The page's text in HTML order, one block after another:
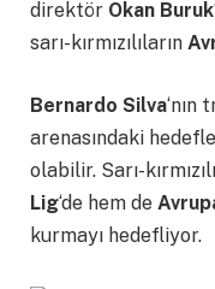
direktör Okan Buruk
sarı-kırmızılıların
Bernardo Silva‘nın
arenasındaki
olabilir. Sarı-
Lig‘de hem de
kurmayı hedefliyor.